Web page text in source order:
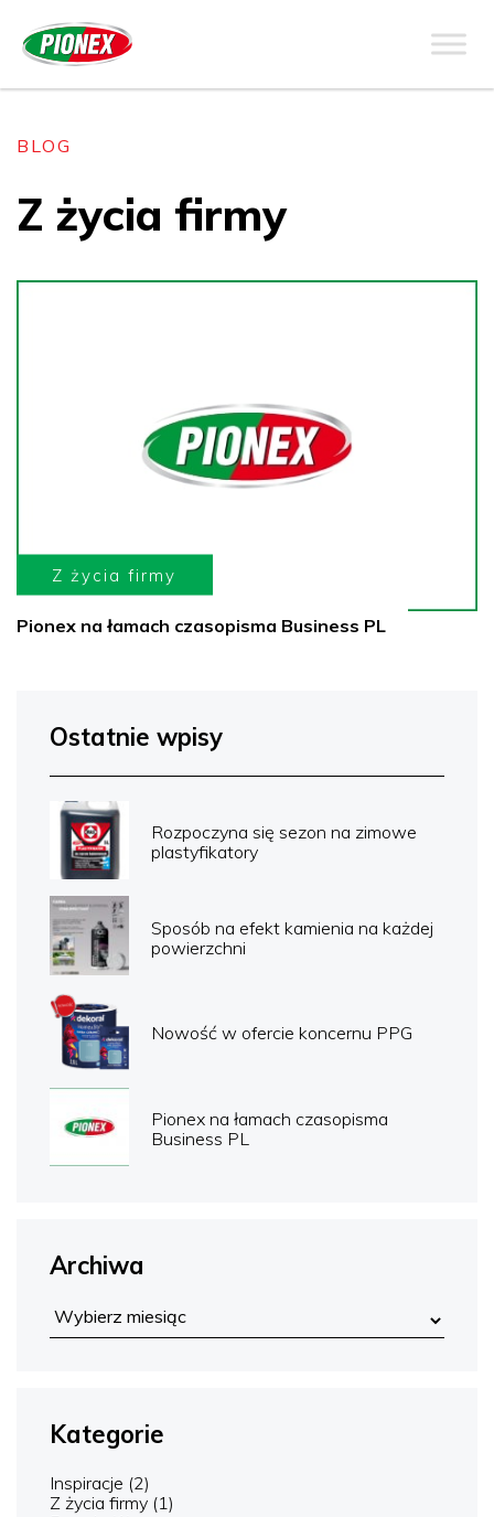
Z życia firmy
BLOG
Z życia firmy
Pionex na łamach czasopisma Business PL
Ostatnie wpisy
Rozpoczyna się sezon na zimowe
plastyfikatory
Sposób na efekt kamienia na każdej
powierzchni
Nowość w ofercie koncernu PPG
Pionex na łamach czasopisma
Business PL
Archiwa
Kategorie
Inspiracje (2)
Z życia firmy (1)